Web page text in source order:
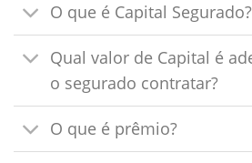
O que é Capital Segurado?
Qual valor de Capital é
o segurado contratar?
O que é prêmio?